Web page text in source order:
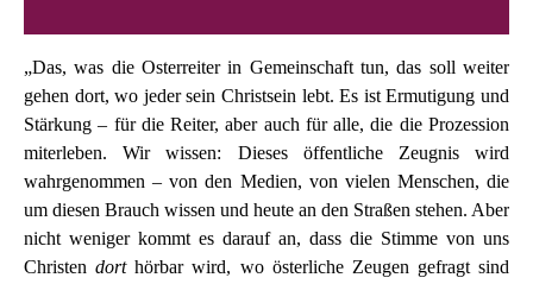
„Das, was die Osterreiter in Gemeinschaft tun, das soll weiter
gehen dort, wo jeder sein Christsein lebt. Es ist Ermutigung und
Stärkung – für die Reiter, aber auch für alle, die die Prozession
miterleben. Wir wissen: Dieses öffentliche Zeugnis wird
wahrgenommen – von den Medien, von vielen Menschen, die
um diesen Brauch wissen und heute an den Straßen stehen. Aber
nicht weniger kommt es darauf an, dass die Stimme von uns
Christendorthörbar wird, wo österliche Zeugen gefragt sind